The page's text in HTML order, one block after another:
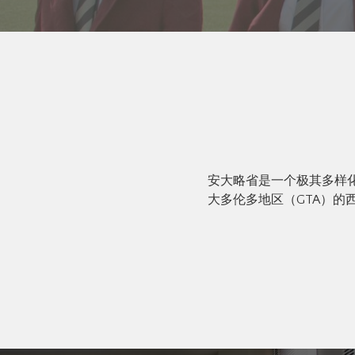
安大略省是一个极其多样
大多伦多地区（GTA）的